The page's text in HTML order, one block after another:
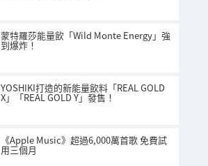
蒙特羅莎能量飲「Wild Monte Energy」強
到爆炸！
YOSHIKI打造的新能量飲料「REAL GOLD
X」「REAL GOLD Y」發售！
《Apple Music》超過6,000萬首歌 免費試
用三個月